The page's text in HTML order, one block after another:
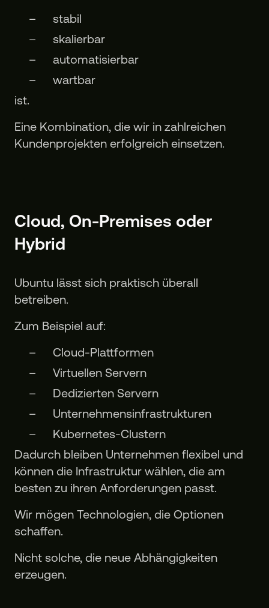
stabil
skalierbar
automatisierbar
wartbar
ist.
Eine Kombination, die wir in zahlreichen
Kundenprojekten erfolgreich einsetzen.
Cloud, On-Premises oder
Hybrid
Ubuntu lässt sich praktisch überall
betreiben.
Zum Beispiel auf:
Cloud-Plattformen
Virtuellen Servern
Dedizierten Servern
Unternehmensinfrastrukturen
Kubernetes-Clustern
Dadurch bleiben Unternehmen flexibel und
können die Infrastruktur wählen, die am
besten zu ihren Anforderungen passt.
Wir mögen Technologien, die Optionen
schaffen.
Nicht solche, die neue Abhängigkeiten
erzeugen.